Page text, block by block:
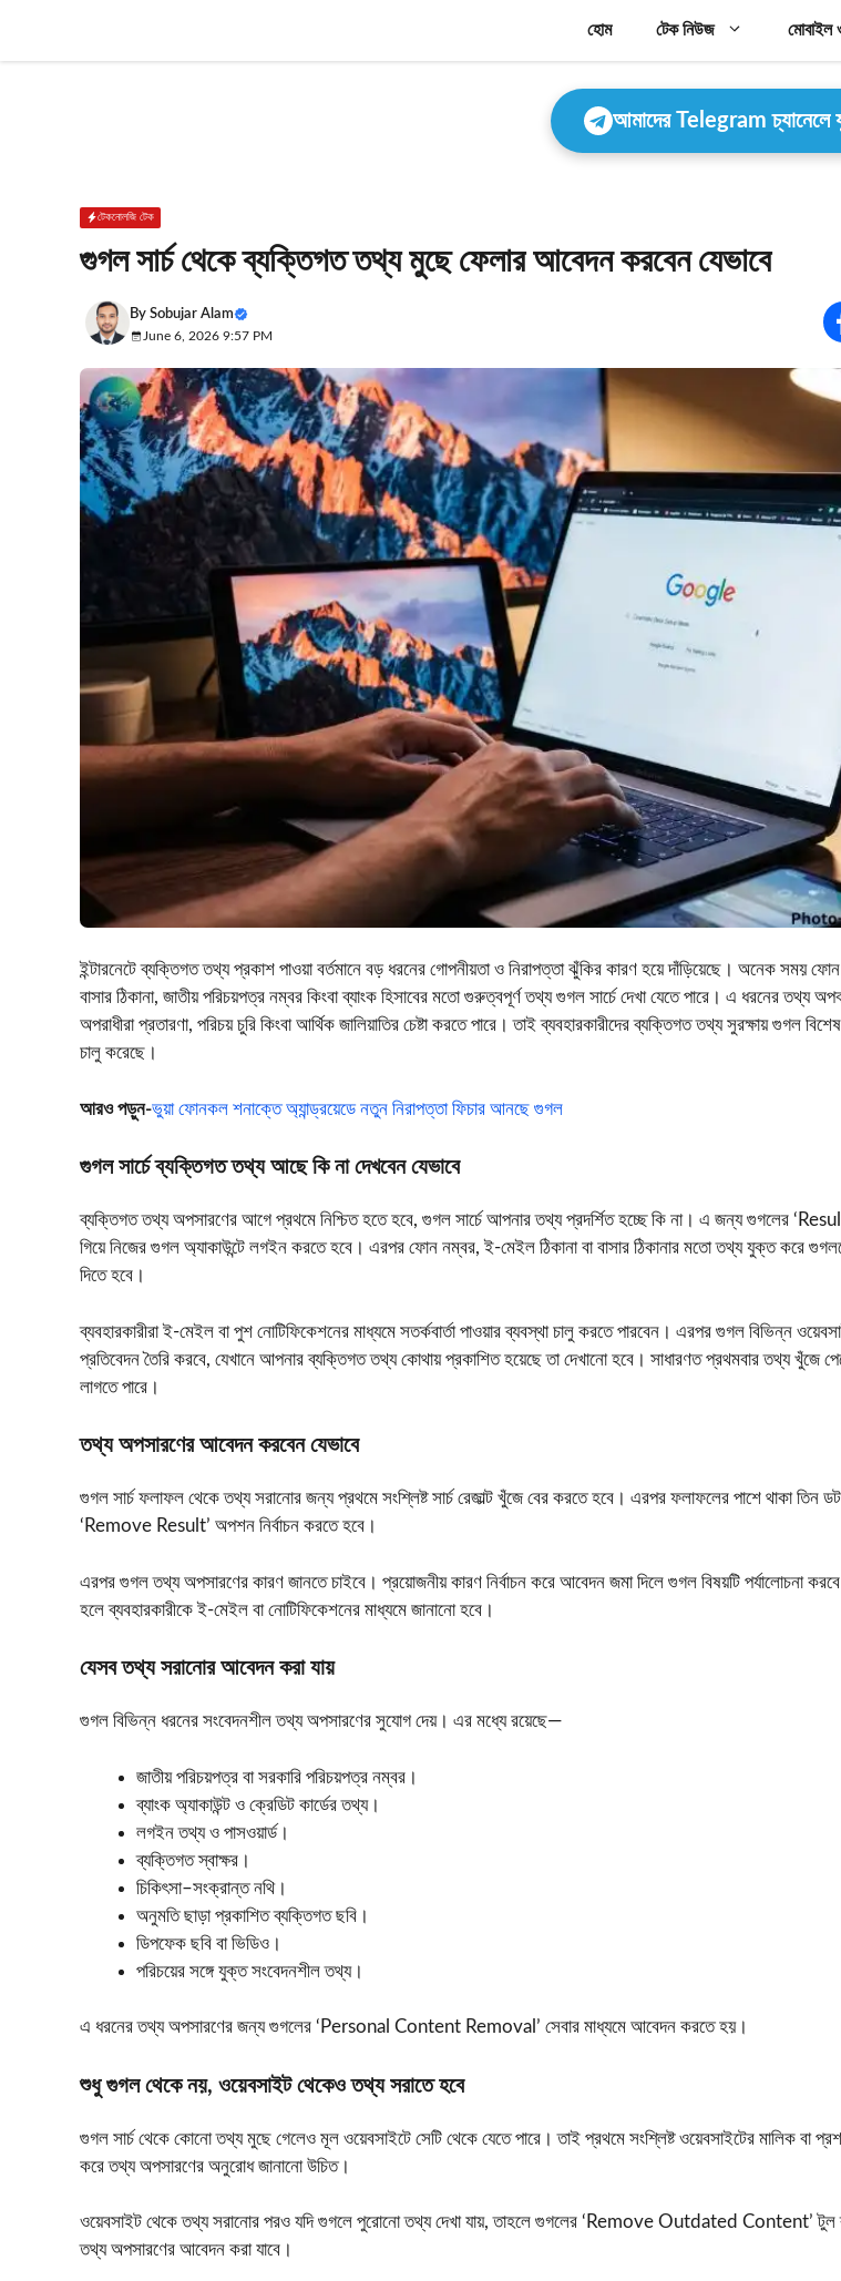
content
হোম টেক নিউজ মোবাইল
আমাদের Telegram চ্যানেলে
টেকনোলজি টেক
গুগল সার্চ থেকে ব্যক্তিগত তথ্য মুছে ফেলার আবেদন করবেন যেভাবে
By Sobujar Alam
June 6, 2026 9:57 PM
ইন্টারনেটে ব্যক্তিগত তথ্য প্রকাশ পাওয়া বর্তমানে বড় ধরনের গোপনীয়তা ও নিরাপত্তা ঝুঁকির কারণ হয়ে দাঁড়িয়েছে। অনেক সময়
বাসার ঠিকানা, জাতীয় পরিচয়পত্র নম্বর কিংবা ব্যাংক হিসাবের মতো গুরুত্বপূর্ণ তথ্য গুগল সার্চে দেখা যেতে পারে। এ ধরনের তথ্য
অপরাধীরা প্রতারণা, পরিচয় চুরি কিংবা আর্থিক জালিয়াতির চেষ্টা করতে পারে। তাই ব্যবহারকারীদের ব্যক্তিগত তথ্য সুরক্ষায় গুগল
চালু করেছে।
আরও পড়ুন-ভুয়া ফোনকল শনাক্তে অ্যান্ড্রয়েডে নতুন নিরাপত্তা ফিচার আনছে গুগল
গুগল সার্চে ব্যক্তিগত তথ্য আছে কি না দেখবেন যেভাবে
ব্যক্তিগত তথ্য অপসারণের আগে প্রথমে নিশ্চিত হতে হবে, গুগল সার্চে আপনার তথ্য প্রদর্শিত হচ্ছে কি না। এ জন্য গুগলের
গিয়ে নিজের গুগল অ্যাকাউন্টে লগইন করতে হবে। এরপর ফোন নম্বর, ই-মেইল ঠিকানা বা বাসার ঠিকানার মতো তথ্য যুক্ত করে
দিতে হবে।
ব্যবহারকারীরা ই-মেইল বা পুশ নোটিফিকেশনের মাধ্যমে সতর্কবার্তা পাওয়ার ব্যবস্থা চালু করতে পারবেন। এরপর গুগল বিভিন্ন
প্রতিবেদন তৈরি করবে, যেখানে আপনার ব্যক্তিগত তথ্য কোথায় প্রকাশিত হয়েছে তা দেখানো হবে। সাধারণত প্রথমবার তথ্য খুঁজে
লাগতে পারে।
তথ্য অপসারণের আবেদন করবেন যেভাবে
গুগল সার্চ ফলাফল থেকে তথ্য সরানোর জন্য প্রথমে সংশ্লিষ্ট সার্চ রেজাল্ট খুঁজে বের করতে হবে। এরপর ফলাফলের পাশে থাকা তিন
‘Remove Result’ অপশন নির্বাচন করতে হবে।
এরপর গুগল তথ্য অপসারণের কারণ জানতে চাইবে। প্রয়োজনীয় কারণ নির্বাচন করে আবেদন জমা দিলে গুগল বিষয়টি পর্যালোচনা
হলে ব্যবহারকারীকে ই-মেইল বা নোটিফিকেশনের মাধ্যমে জানানো হবে।
যেসব তথ্য সরানোর আবেদন করা যায়
গুগল বিভিন্ন ধরনের সংবেদনশীল তথ্য অপসারণের সুযোগ দেয়। এর মধ্যে রয়েছে—
জাতীয় পরিচয়পত্র বা সরকারি পরিচয়পত্র নম্বর।
ব্যাংক অ্যাকাউন্ট ও ক্রেডিট কার্ডের তথ্য।
লগইন তথ্য ও পাসওয়ার্ড।
ব্যক্তিগত স্বাক্ষর।
চিকিৎসা–সংক্রান্ত নথি।
অনুমতি ছাড়া প্রকাশিত ব্যক্তিগত ছবি।
ডিপফেক ছবি বা ভিডিও।
পরিচয়ের সঙ্গে যুক্ত সংবেদনশীল তথ্য।
এ ধরনের তথ্য অপসারণের জন্য গুগলের ‘Personal Content Removal’ সেবার মাধ্যমে আবেদন করতে হয়।
শুধু গুগল থেকে নয়, ওয়েবসাইট থেকেও তথ্য সরাতে হবে
গুগল সার্চ থেকে কোনো তথ্য মুছে গেলেও মূল ওয়েবসাইটে সেটি থেকে যেতে পারে। তাই প্রথমে সংশ্লিষ্ট ওয়েবসাইটের মালিক বা
করে তথ্য অপসারণের অনুরোধ জানানো উচিত।
ওয়েবসাইট থেকে তথ্য সরানোর পরও যদি গুগলে পুরোনো তথ্য দেখা যায়, তাহলে গুগলের ‘Remove Outdated Content’ টুল
তথ্য অপসারণের আবেদন করা যাবে।